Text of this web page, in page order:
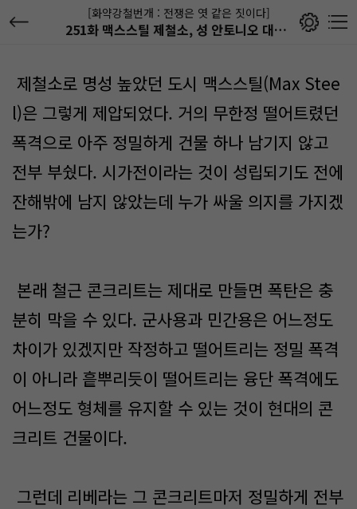
[화약강철번개 : 전쟁은 엿 같은 짓이다]
251화 맥스스틸 제철소, 성 안토니오 대수림 수복전 (18)
제철소로 명성 높았던 도시 맥스스틸(Max Stee
l)은 그렇게 제압되었다. 거의 무한정 떨어트렸던
폭격으로 아주 정밀하게 건물 하나 남기지 않고
전부 부쉈다. 시가전이라는 것이 성립되기도 전에
잔해밖에 남지 않았는데 누가 싸울 의지를 가지겠
는가?
본래 철근 콘크리트는 제대로 만들면 폭탄은 충
분히 막을 수 있다. 군사용과 민간용은 어느정도
차이가 있겠지만 작정하고 떨어트리는 정밀 폭격
이 아니라 흩뿌리듯이 떨어트리는 융단 폭격에도
어느정도 형체를 유지할 수 있는 것이 현대의 콘
크리트 건물이다.
그런데 리베라는 그 콘크리트마저 정밀하게 전부